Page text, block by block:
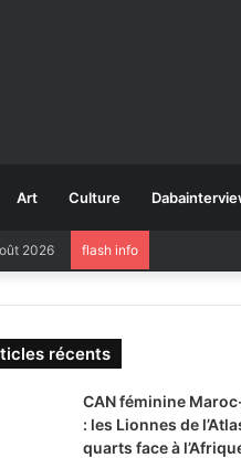
Art Culture
2026 flash info
récents
CAN féminine
: les Lionnes de
quarts face à